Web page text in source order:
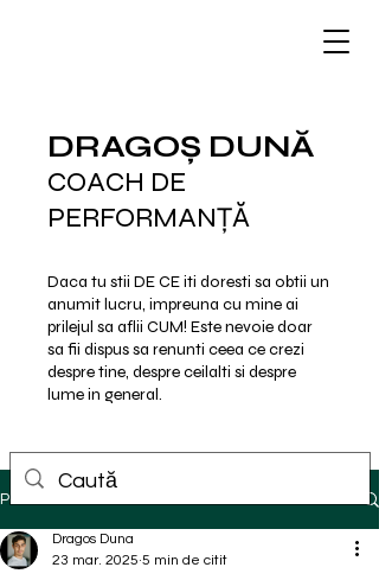
DRAGOȘ DUNĂ
COACH DE
PERFORMANȚĂ
Daca tu stii DE CE iti doresti sa obtii un
anumit lucru, impreuna cu mine ai
prilejul sa aflii CUM! Este nevoie doar
sa fii dispus sa renunti ceea ce crezi
despre tine, despre ceilalti si despre
lume in general.
Postare
Dragos Duna
23 mar. 2025 5 min de citit